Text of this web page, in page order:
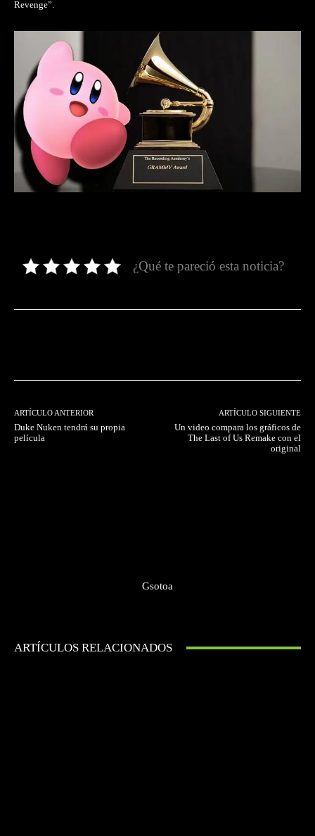
Revenge”.
¿Qué te pareció esta noticia?
ARTÍCULO ANTERIOR
Duke Nuken tendrá su propia
película
ARTÍCULO SIGUIENTE
Un video compara los gráficos de
The Last of Us Remake con el
original
Gsotoa
ARTÍCULOS RELACIONADOS